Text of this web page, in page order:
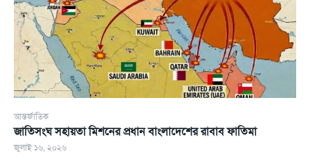
আন্তর্জাতিক
জাতিসংঘ সহায়তা মিশনের প্রধান বাংলাদেশের রাবাব ফাতিমা
জুলাই ১৬, ২০২৬